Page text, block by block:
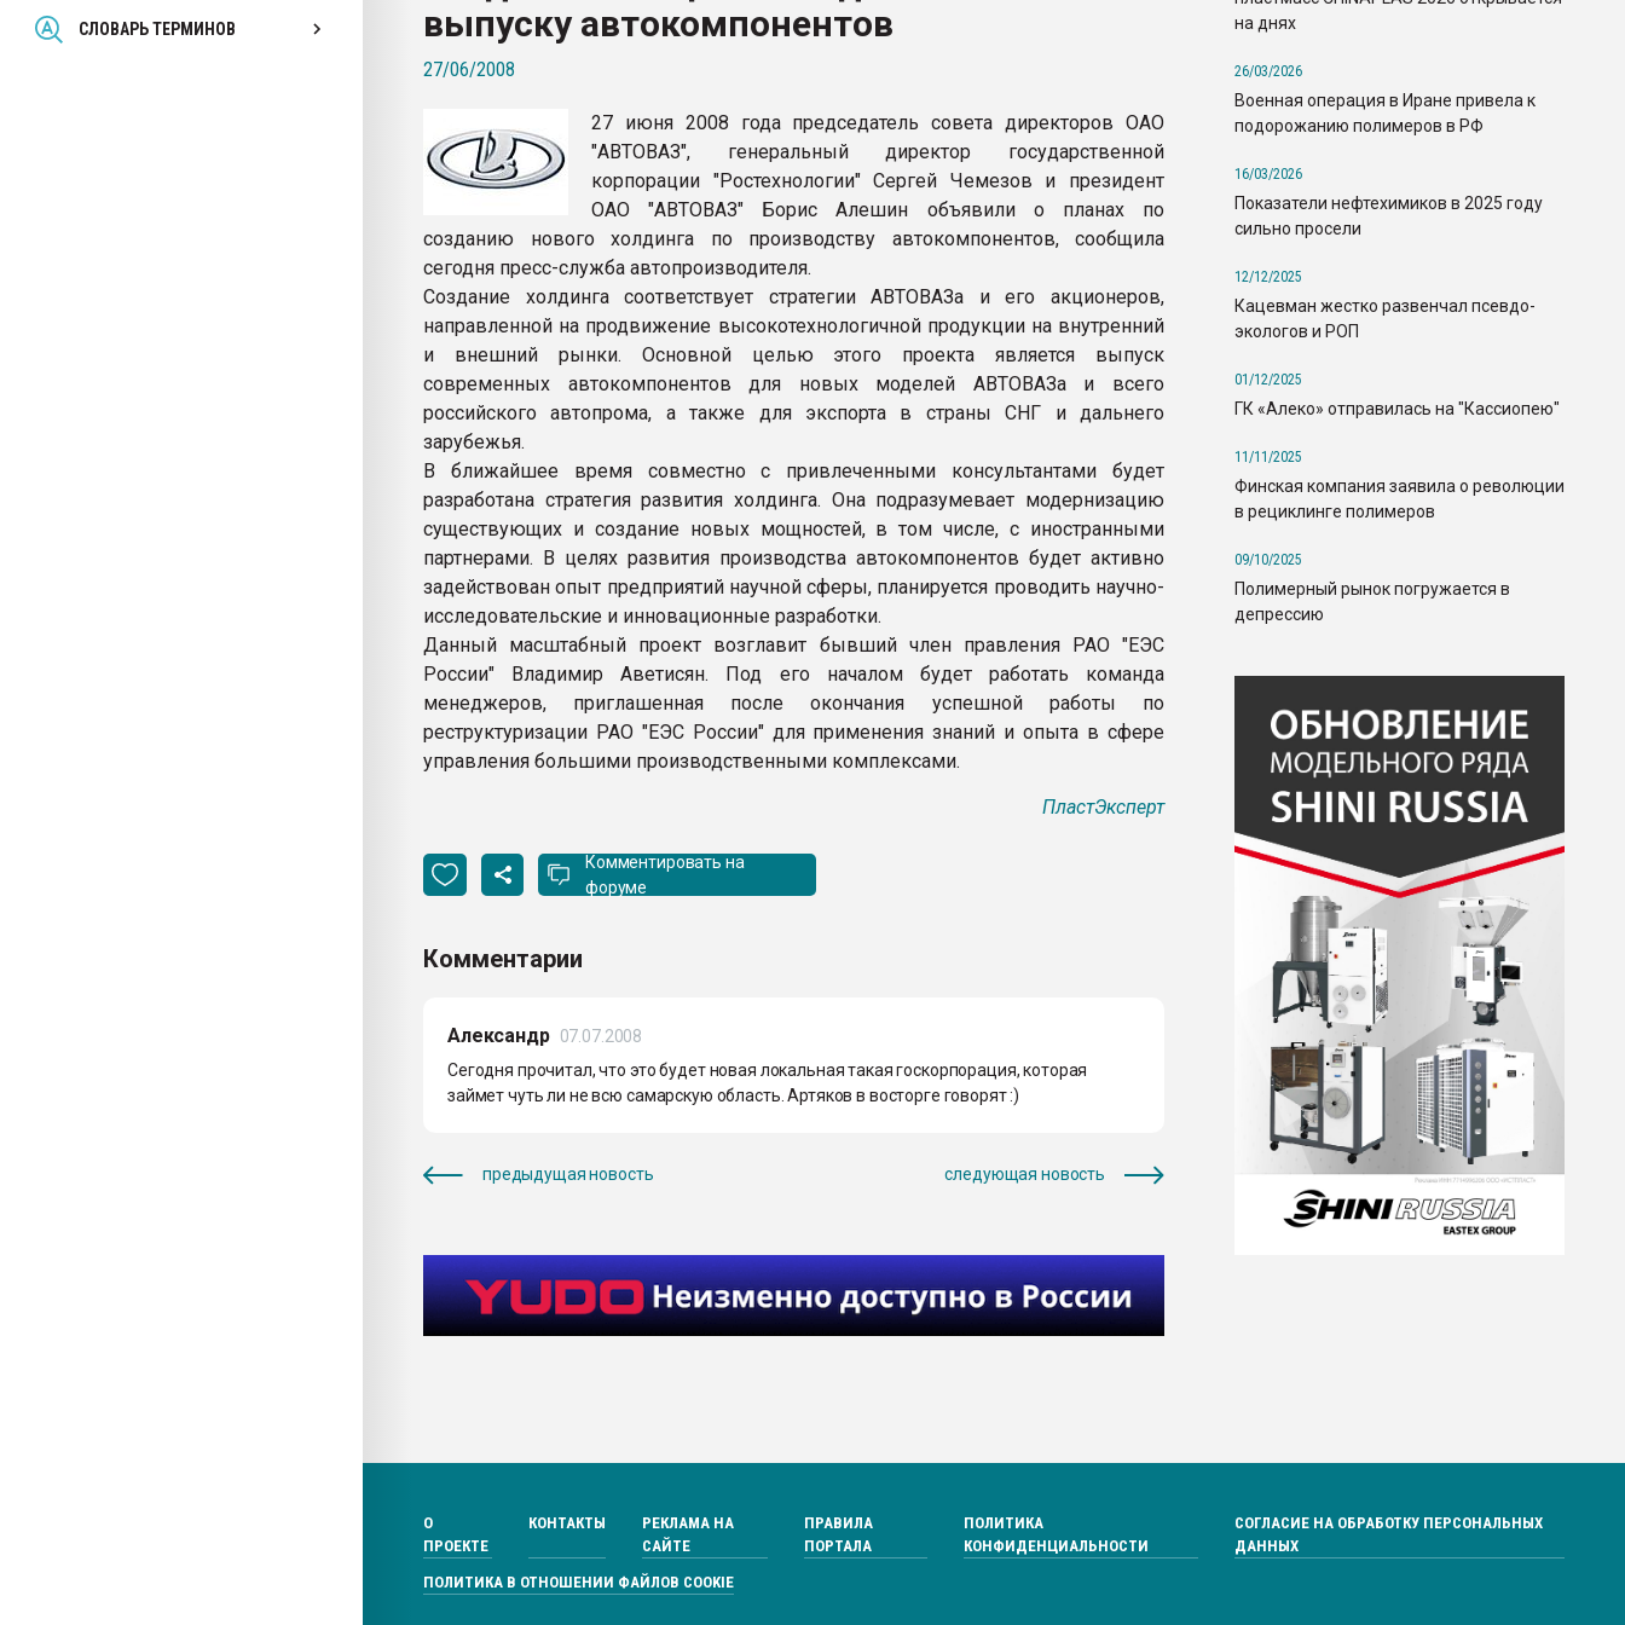
СЛОВАРЬ ТЕРМИНОВ
Всё, что касается выдува ПЭТ
бутылок
ПЕРЕЙТИ НА ФОРУМ
выпуску автокомпонентов
27/06/2008
27 июня 2008 года председатель совета директоров ОАО
"АВТОВАЗ", генеральный директор государственной
корпорации "Ростехнологии" Сергей Чемезов и президент
ОАО "АВТОВАЗ" Борис Алешин объявили о планах по
созданию нового холдинга по производству автокомпонентов, сообщила
сегодня пресс-служба автопроизводителя.
Создание холдинга соответствует стратегии АВТОВАЗа и его акционеров,
направленной на продвижение высокотехнологичной продукции на внутренний
и внешний рынки. Основной целью этого проекта является выпуск
современных автокомпонентов для новых моделей АВТОВАЗа и всего
российского автопрома, а также для экспорта в страны СНГ и дальнего
зарубежья.
В ближайшее время совместно с привлеченными консультантами будет
разработана стратегия развития холдинга. Она подразумевает модернизацию
существующих и создание новых мощностей, в том числе, с иностранными
партнерами. В целях развития производства автокомпонентов будет активно
задействован опыт предприятий научной сферы, планируется проводить научно-
исследовательские и инновационные разработки.
Данный масштабный проект возглавит бывший член правления РАО "ЕЭС
России" Владимир Аветисян. Под его началом будет работать команда
менеджеров, приглашенная после окончания успешной работы по
реструктуризации РАО "ЕЭС России" для применения знаний и опыта в сфере
управления большими производственными комплексами.
ПластЭксперт
Комментировать на
форуме
Комментарии
Александр 07.07.2008
Сегодня прочитал, что это будет новая локальная такая госкорпорация, которая
займет чуть ли не всю самарскую область. Артяков в восторге говорят :)
предыдущая новость следующая новость
на днях
26/03/2026
Военная операция в Иране привела к
подорожанию полимеров в РФ
16/03/2026
Показатели нефтехимиков в 2025 году
сильно просели
12/12/2025
Кацевман жестко развенчал псевдо-
экологов и РОП
01/12/2025
ГК «Алеко» отправилась на "Кассиопею"
11/11/2025
Финская компания заявила о революции
в рециклинге полимеров
09/10/2025
Полимерный рынок погружается в
депрессию
О
ПРОЕКТЕ
КОНТАКТЫ
РЕКЛАМА НА
САЙТЕ
ПРАВИЛА
ПОРТАЛА
ПОЛИТИКА
КОНФИДЕНЦИАЛЬНОСТИ
СОГЛАСИЕ НА ОБРАБОТКУ ПЕРСОНАЛЬНЫХ
ДАННЫХ
ПОЛИТИКА В ОТНОШЕНИИ ФАЙЛОВ COOKIE